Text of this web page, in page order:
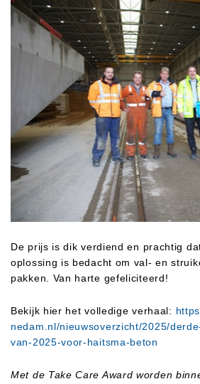
De prijs is dik verdiend en prachtig
oplossing is bedacht om val- en
pakken. Van harte gefeliciteerd!
Bekijk hier het volledige verhaal:
nedam.nl/nieuwsoverzicht/2025/
van-2025-voor-haitsma-beton
Met de Take Care Award worden